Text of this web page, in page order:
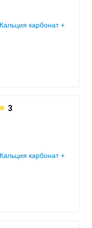
Кальция карбонат +
3
Кальция карбонат +